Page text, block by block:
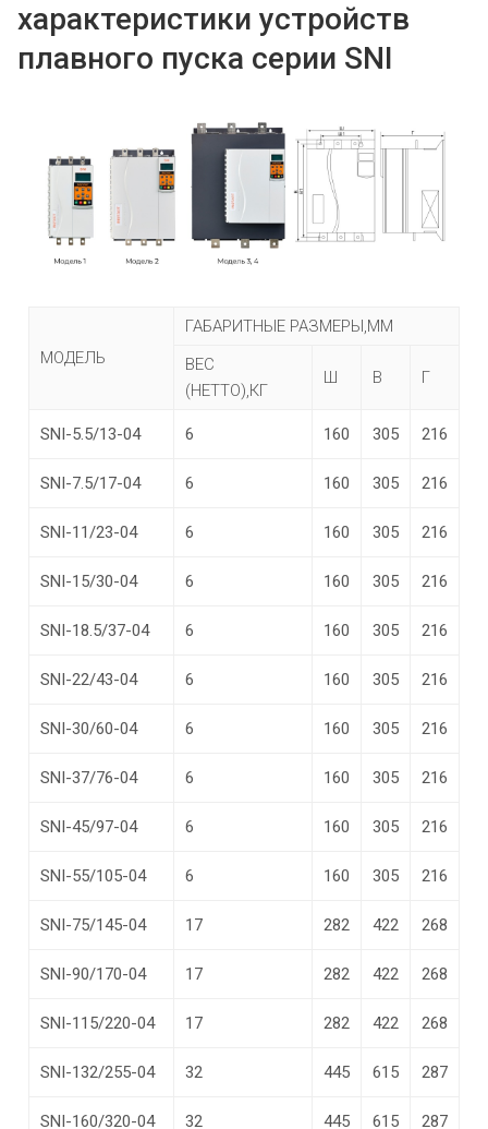
характеристики устройств
плавного пуска серии SNI
МОДЕЛЬ
ГАБАРИТНЫЕ РАЗМЕРЫ,ММ
ВЕС
(НЕТТО),КГ
Ш В Г
SNI-5.5/13-04 6 160 305 216
SNI-7.5/17-04 6 160 305 216
SNI-11/23-04 6 160 305 216
SNI-15/30-04 6 160 305 216
SNI-18.5/37-04 6 160 305 216
SNI-22/43-04 6 160 305 216
SNI-30/60-04 6 160 305 216
SNI-37/76-04 6 160 305 216
SNI-45/97-04 6 160 305 216
SNI-55/105-04 6 160 305 216
SNI-75/145-04 17 282 422 268
SNI-90/170-04 17 282 422 268
SNI-115/220-04 17 282 422 268
SNI-132/255-04 32 445 615 287
SNI-160/320-04 32 445 615 287